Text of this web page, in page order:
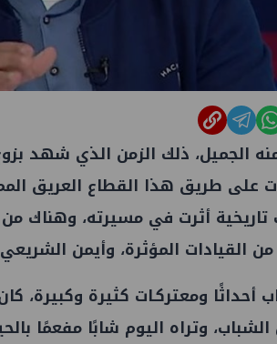
الجميل، ذلك الزمن الذي شهد
على طريق هذا القطاع العريق
أثرت في مسيرته، وهناك من
القيادات المؤثرة، وأيمن
أحداثًا ومعتركـات كثيرة وكبيرة،
وتراه اليوم شابًا مفعمًا